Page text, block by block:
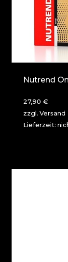
Nutrend
27,90 €
zzgl. Versand
Lieferzeit: